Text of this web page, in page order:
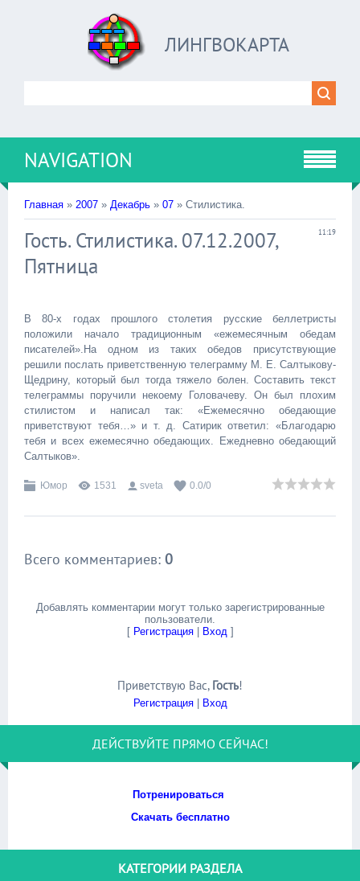
ЛИНГВОКАРТА
NAVIGATION
Главная » 2007 » Декабрь » 07 » Стилистика.
11:19
Гость. Стилистика. 07.12.2007,
Пятница
В 80-х годах прошлого столетия русские беллетристы
положили начало традиционным «ежемесячным обедам
писателей».На одном из таких обедов присутствующие
решили послать приветственную телеграмму М. Е. Салтыкову-
Щедрину, который был тогда тяжело болен. Составить текст
телеграммы поручили некоему Головачеву. Он был плохим
стилистом и написал так: «Ежемесячно обедающие
приветствуют тебя…» и т. д. Сатирик ответил: «Благодарю
тебя и всех ежемесячно обедающих. Ежедневно обедающий
Салтыков».
Юмор 1531 sveta 0.0/0
Всего комментариев: 0
Добавлять комментарии могут только зарегистрированные
пользователи.
[ Регистрация| Вход]
Приветствую Вас, Гость!
Регистрация| Вход
ДЕЙСТВУЙТЕ ПРЯМО СЕЙЧАС!
Потренироваться
Скачать бесплатно
КАТЕГОРИИ РАЗДЕЛА